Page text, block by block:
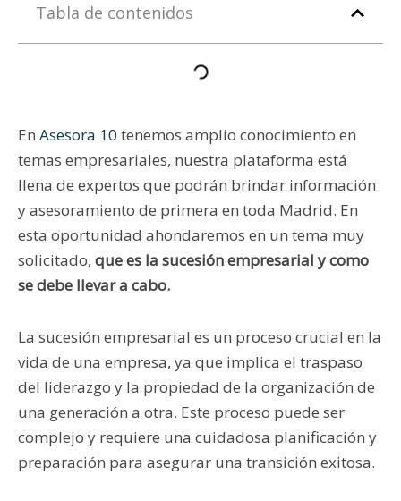
Tabla de contenidos
En Asesora 10 tenemos amplio conocimiento en
temas empresariales, nuestra plataforma está
llena de expertos que podrán brindar información
y asesoramiento de primera en toda Madrid. En
esta oportunidad ahondaremos en un tema muy
solicitado, que es la sucesión empresarial y como
se debe llevar a cabo.
La sucesión empresarial es un proceso crucial en la
vida de una empresa, ya que implica el traspaso
del liderazgo y la propiedad de la organización de
una generación a otra. Este proceso puede ser
complejo y requiere una cuidadosa planificación y
preparación para asegurar una transición exitosa.